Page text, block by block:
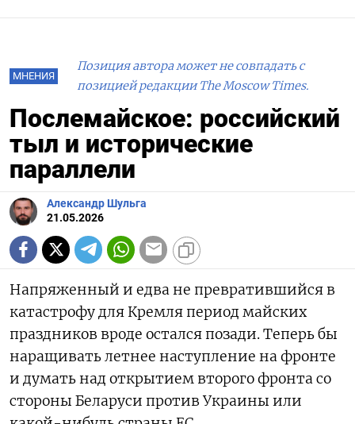
МНЕНИЯ
Позиция автора может не совпадать с
позицией редакции The Moscow Times.
Послемайское: российский
тыл и исторические
параллели
Александр Шульга
21.05.2026
Напряженный и едва не превратившийся в
катастрофу для Кремля период майских
праздников вроде остался позади. Теперь бы
наращивать летнее наступление на фронте
и думать над открытием второго фронта со
стороны Беларуси против Украины или